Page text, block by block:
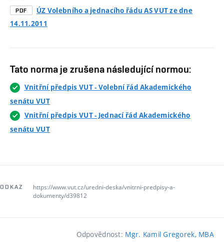
PDF
ÚZ Volebního a jednacího řádu AS VUT ze dne
14.11.2011
Tato norma je zrušena následující normou:
Vnitřní předpis VUT - Volební řád Akademického
senátu VUT
Vnitřní předpis VUT - Jednací řád Akademického
senátu VUT
ODKAZ
https://www.vut.cz/uredni-deska/vnitrni-predpisy-a-
dokumenty/d39812
Odpovědnost: Mgr. Kamil Gregorek, MBA